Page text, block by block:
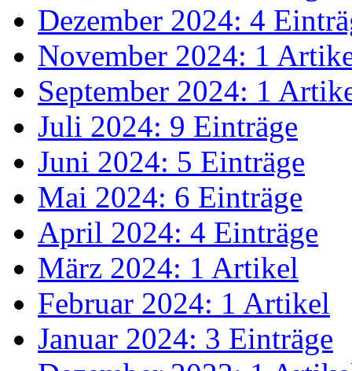
Dezember 2024: 4
November 2024: 1
September 2024: 1
Juli 2024: 9 Einträge
Juni 2024: 5 Einträge
Mai 2024: 6 Einträge
April 2024: 4 Einträge
März 2024: 1 Artikel
Februar 2024: 1 Artikel
Januar 2024: 3 Einträge